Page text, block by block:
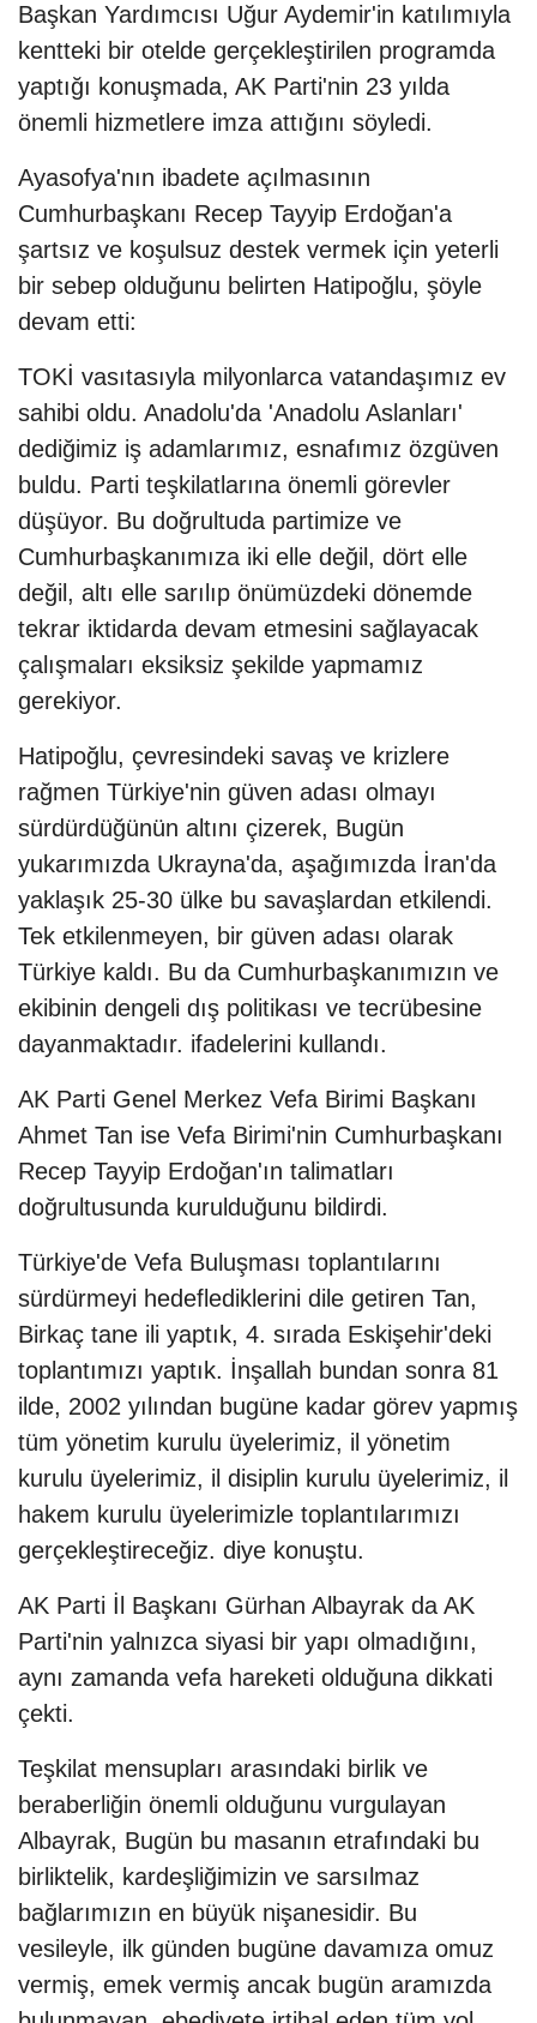
Başkan Yardımcısı Uğur Aydemir'in katılımıyla
kentteki bir otelde gerçekleştirilen programda
yaptığı konuşmada, AK Parti'nin 23 yılda
önemli hizmetlere imza attığını söyledi.
Ayasofya'nın ibadete açılmasının
Cumhurbaşkanı Recep Tayyip Erdoğan'a
şartsız ve koşulsuz destek vermek için yeterli
bir sebep olduğunu belirten Hatipoğlu, şöyle
devam etti:
TOKİ vasıtasıyla milyonlarca vatandaşımız ev
sahibi oldu. Anadolu'da 'Anadolu Aslanları'
dediğimiz iş adamlarımız, esnafımız özgüven
buldu. Parti teşkilatlarına önemli görevler
düşüyor. Bu doğrultuda partimize ve
Cumhurbaşkanımıza iki elle değil, dört elle
değil, altı elle sarılıp önümüzdeki dönemde
tekrar iktidarda devam etmesini sağlayacak
çalışmaları eksiksiz şekilde yapmamız
gerekiyor.
Hatipoğlu, çevresindeki savaş ve krizlere
rağmen Türkiye'nin güven adası olmayı
sürdürdüğünün altını çizerek, Bugün
yukarımızda Ukrayna'da, aşağımızda İran'da
yaklaşık 25-30 ülke bu savaşlardan etkilendi.
Tek etkilenmeyen, bir güven adası olarak
Türkiye kaldı. Bu da Cumhurbaşkanımızın ve
ekibinin dengeli dış politikası ve tecrübesine
dayanmaktadır. ifadelerini kullandı.
AK Parti Genel Merkez Vefa Birimi Başkanı
Ahmet Tan ise Vefa Birimi'nin Cumhurbaşkanı
Recep Tayyip Erdoğan'ın talimatları
doğrultusunda kurulduğunu bildirdi.
Türkiye'de Vefa Buluşması toplantılarını
sürdürmeyi hedeflediklerini dile getiren Tan,
Birkaç tane ili yaptık, 4. sırada Eskişehir'deki
toplantımızı yaptık. İnşallah bundan sonra 81
ilde, 2002 yılından bugüne kadar görev yapmış
tüm yönetim kurulu üyelerimiz, il yönetim
kurulu üyelerimiz, il disiplin kurulu üyelerimiz, il
hakem kurulu üyelerimizle toplantılarımızı
gerçekleştireceğiz. diye konuştu.
AK Parti İl Başkanı Gürhan Albayrak da AK
Parti'nin yalnızca siyasi bir yapı olmadığını,
aynı zamanda vefa hareketi olduğuna dikkati
çekti.
Teşkilat mensupları arasındaki birlik ve
beraberliğin önemli olduğunu vurgulayan
Albayrak, Bugün bu masanın etrafındaki bu
birliktelik, kardeşliğimizin ve sarsılmaz
bağlarımızın en büyük nişanesidir. Bu
vesileyle, ilk günden bugüne davamıza omuz
vermiş, emek vermiş ancak bugün aramızda